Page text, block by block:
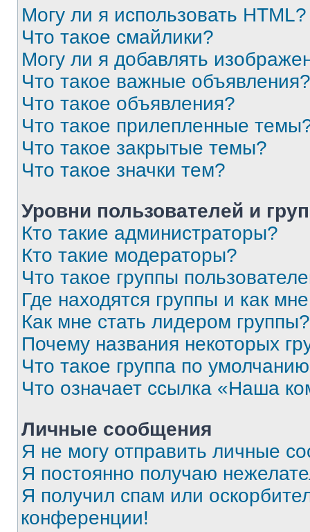
Могу ли я использовать HTML?
Что такое смайлики?
Могу ли я добавлять
Что такое важные объявления?
Что такое объявления?
Что такое прилепленные
Что такое закрытые темы?
Что такое значки тем?
Уровни пользователей и
Кто такие администраторы?
Кто такие модераторы?
Что такое группы
Где находятся группы и как
Как мне стать лидером группы?
Почему названия некоторых
Что такое группа по
Что означает ссылка «Наша
Личные сообщения
Я не могу отправить личные
Я постоянно получаю
Я получил спам или
конференции!